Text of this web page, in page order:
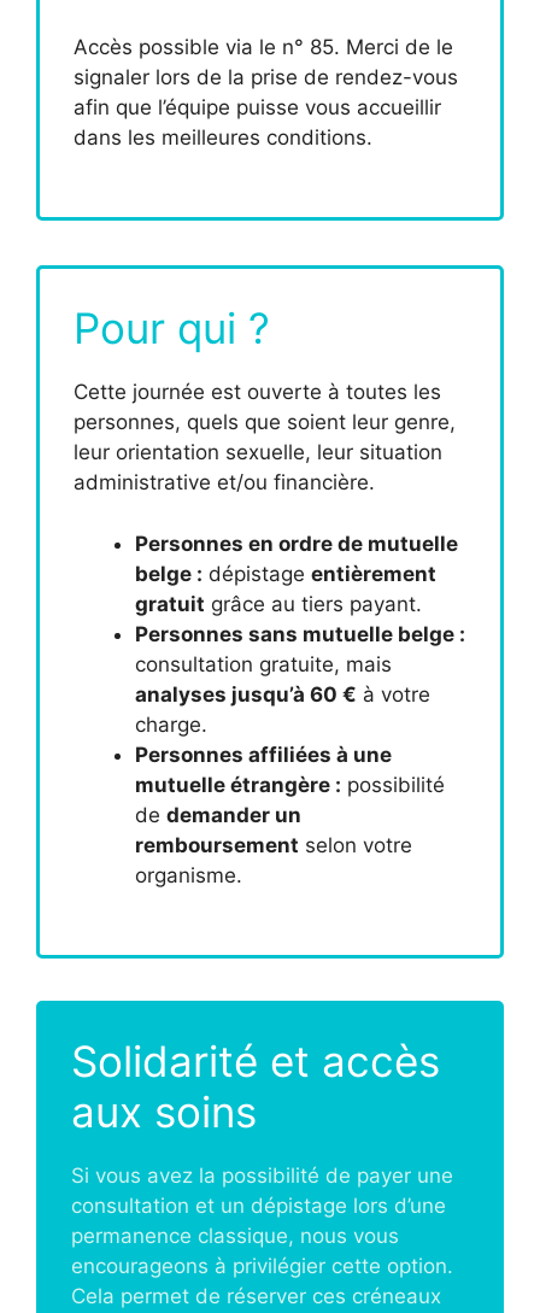
Accès possible via le n° 85. Merci de le
signaler lors de la prise de rendez-vous
afin que l’équipe puisse vous accueillir
dans les meilleures conditions.
Pour qui ?
Cette journée est ouverte à toutes les
personnes, quels que soient leur genre,
leur orientation sexuelle, leur situation
administrative et/ou financière.
Personnes en ordre de mutuelle
belge : dépistage entièrement
gratuit grâce au tiers payant.
Personnes sans mutuelle belge :
consultation gratuite, mais
analyses jusqu’à 60 € à votre
charge.
Personnes affiliées à une
mutuelle étrangère : possibilité
de demander un
remboursement selon votre
organisme.
Solidarité et accès
aux soins
Si vous avez la possibilité de payer une
consultation et un dépistage lors d’une
permanence classique, nous vous
encourageons à privilégier cette option.
Cela permet de réserver ces créneaux